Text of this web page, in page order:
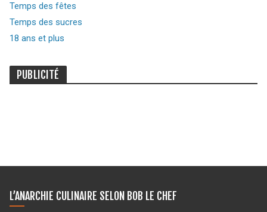
Temps des fêtes
Temps des sucres
18 ans et plus
PUBLICITÉ
L’ANARCHIE CULINAIRE SELON BOB LE CHEF